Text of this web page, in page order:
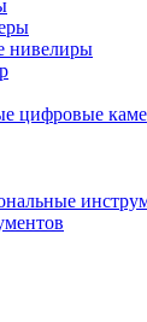
нивелиры
цифровые